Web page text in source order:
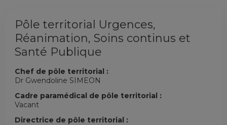
Pôle territorial Urgences,
Réanimation, Soins continus et
Santé Publique
Chef de pôle territorial :
Dr Gwendoline SIMEON
Cadre paramédical de pôle territorial :
Vacant
Directrice de pôle territorial :